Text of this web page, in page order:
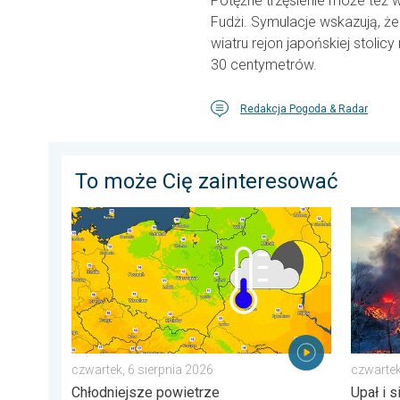
Fudżi. Symulacje wskazują,
wiatru rejon japońskiej
30 centymetrów.
Redakcja Pogoda & Radar
To może Cię zainteresować
Wracają rześkie noce. Chłodniejsze powietrze. . .
czwartek, 6 sierpnia 2026
Chłodniejsze powietrze Upał i